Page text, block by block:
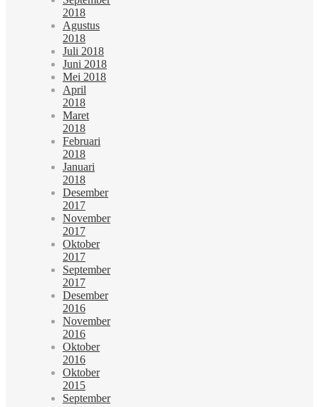
2018
Agustus
2018
Juli 2018
Juni 2018
Mei 2018
April
2018
Maret
2018
Februari
2018
Januari
2018
Desember
2017
November
2017
Oktober
2017
September
2017
Desember
2016
November
2016
Oktober
2016
Oktober
2015
September